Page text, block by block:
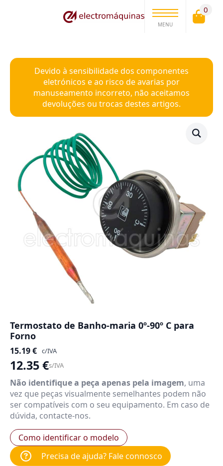
MENU
0
Devido à sensibilidade dos componentes
eletrónicos e ao risco de avarias por
manuseamento incorreto, não aceitamos
devoluções ou trocas destes artigos.
Termostato de Banho-maria 0º-90º C para
Forno
15.19€ c/IVA
12.35€s/IVA
Não identifique a peça apenas pela imagem, uma
vez que peças visualmente semelhantes podem não
ser compatíveis com o seu equipamento. Em caso de
dúvida, contacte-nos.
Como identificar o modelo
Precisa de ajuda? Fale connosco